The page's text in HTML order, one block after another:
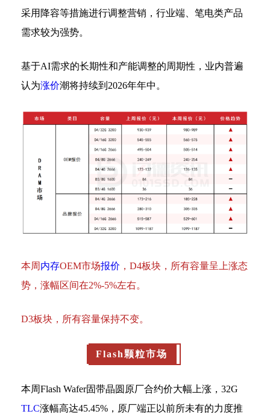
采用降容等措施进行调整营销，行业端、笔电类产品
需求较为强势。
基于AI需求的长期性和产能调整的周期性，业内普遍
认为涨价潮将持续到2026年年中。
本周 内存OEM市场报价 ，D4板块，所有容量呈上涨态
势，涨幅区间在2%-5%左右。
D3板块，所有容量保持不变。
Flash颗粒市场
本周Flash Wafer固带晶圆原厂合约价大幅上涨，32G
TLC涨幅高达45.45%，原厂端正以前所未有的力度推